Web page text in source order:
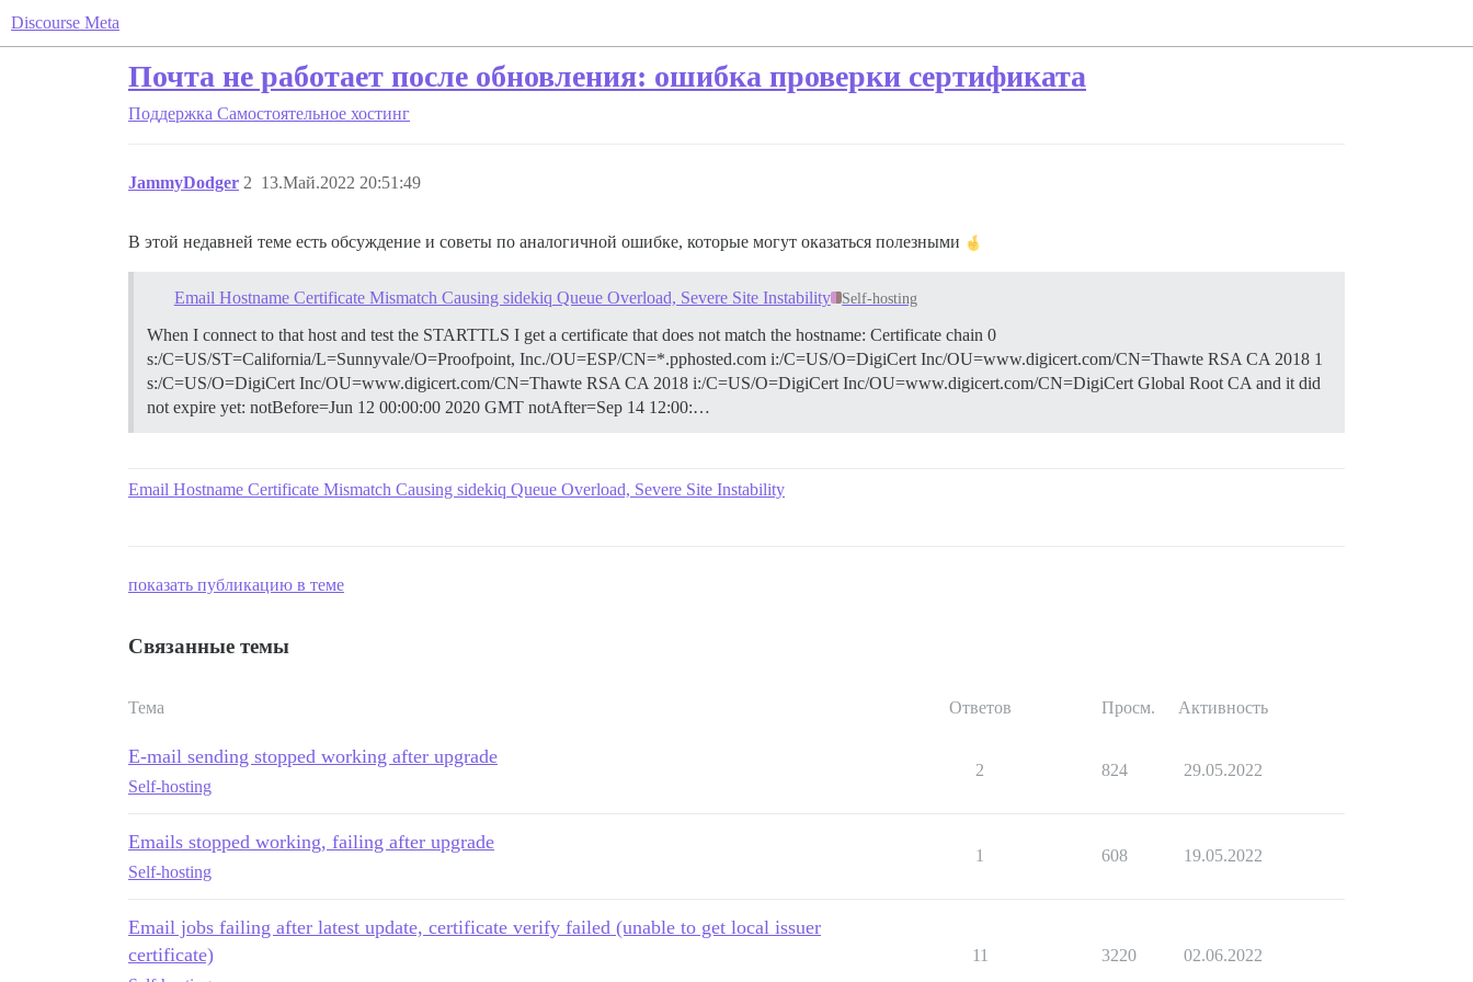
Discourse Meta
Почта не работает после обновления: ошибка проверки сертификата
Поддержка Самостоятельное хостинг
JammyDodger 13.Май.2022 20:51:49
2
В этой недавней теме есть обсуждение и советы по аналогичной ошибке, которые могут оказаться полезными
Email Hostname Certificate Mismatch Causing sidekiq Queue Overload, Severe Site Instability Self-hosting
When I connect to that host and test the STARTTLS I get a certificate that does not match the hostname: Certificate chain 0
s:/C=US/ST=California/L=Sunnyvale/O=Proofpoint, Inc./OU=ESP/CN=*.pphosted.com i:/C=US/O=DigiCert Inc/OU=www.digicert.com/CN=Thawte RSA CA 2018 1
s:/C=US/O=DigiCert Inc/OU=www.digicert.com/CN=Thawte RSA CA 2018 i:/C=US/O=DigiCert Inc/OU=www.digicert.com/CN=DigiCert Global Root CA and it did
not expire yet: notBefore=Jun 12 00:00:00 2020 GMT notAfter=Sep 14 12:00:…
Email Hostname Certificate Mismatch Causing sidekiq Queue Overload, Severe Site Instability
показать публикацию в теме
Связанные темы
Тема Ответов Просм. Активность
E-mail sending stopped working after upgrade
Self-hosting
2 824 29.05.2022
Emails stopped working, failing after upgrade
Self-hosting
1 608 19.05.2022
Email jobs failing after latest update, certificate verify failed (unable to get local issuer
certificate)
11 3220 02.06.2022